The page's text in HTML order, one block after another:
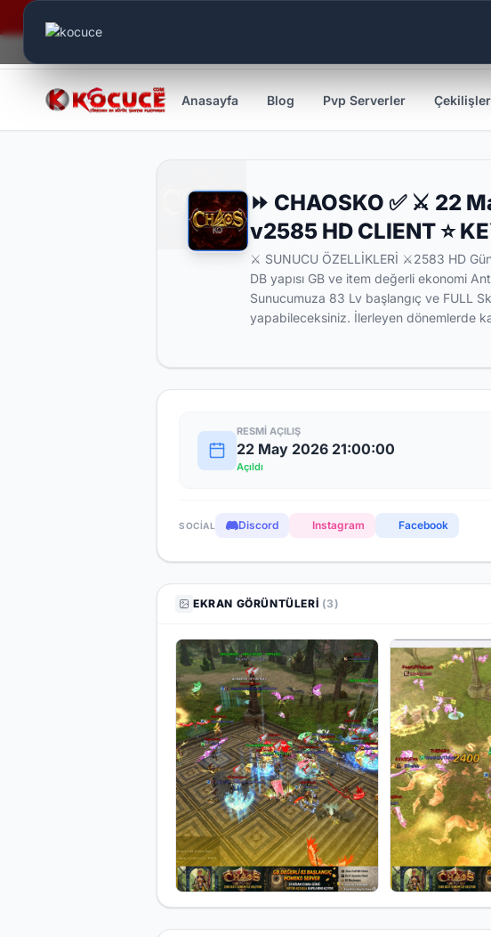
Era
Anasayfa Blog Pvp Serverler Çekilişler
⏩ CHAOSKO ✅ ⚔️ 22
v2585 HD CLIENT ⭐
⚔️ SUNUCU ÖZELLİKLERİ ⚔️​ 2583 HD
DB yapısı GB ve item değerli ekonomi
Sunucumuza 83 Lv başlangıç ve FULL
yapabileceksiniz. İlerleyen dönemlerde
RESMI AÇILIŞ
22 May 2026 21:00:00
Açıldı
SOCIAL Discord Instagram Facebook
EKRAN GÖRÜNTÜLERI (3)